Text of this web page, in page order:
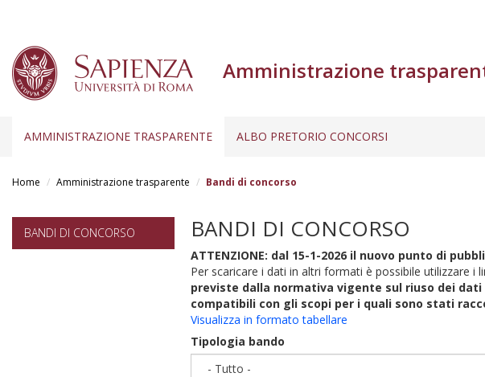
Amministrazione
AMMINISTRAZIONE TRASPARENTE ALBO PRETORIO CONCORSI
Home Amministrazione trasparente Bandi di concorso
BANDI DI CONCORSO BANDI DI CONCORSO
ATTENZIONE: dal 15-1-2026 il nuovo punto di
Per scaricare i dati in altri formati è possibile utilizzare i
previste dalla normativa vigente sul riuso dei
compatibili con gli scopi per i quali sono stati
Visualizza in formato tabellare
Tipologia bando
- Tutto -